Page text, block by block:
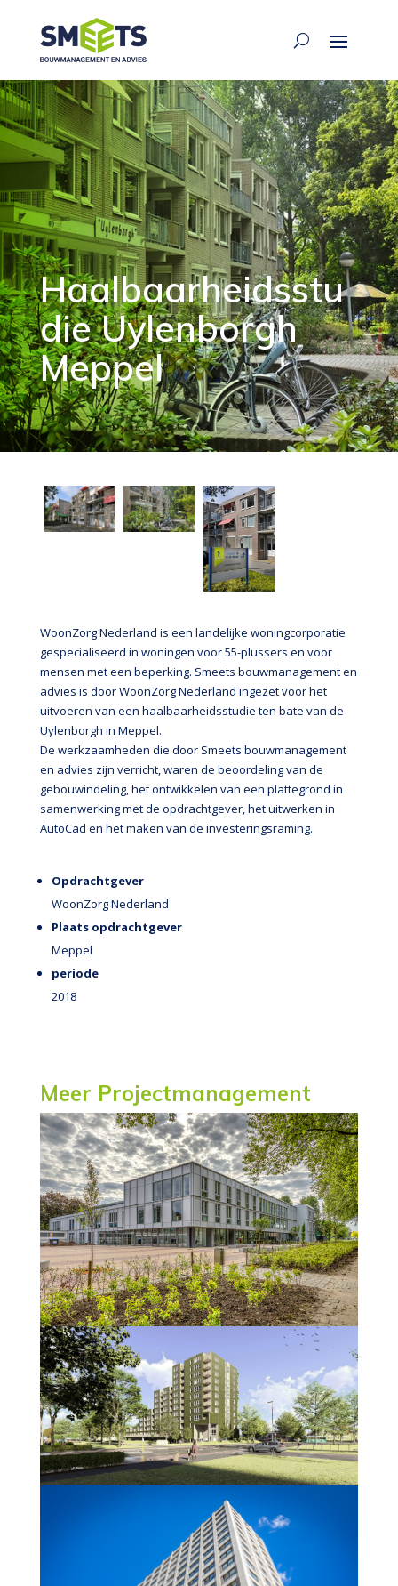
Haalbaarheidsstu
die Uylenborgh
Meppel
WoonZorg Nederland is een landelijke woningcorporatie
gespecialiseerd in woningen voor 55-plussers en voor
mensen met een beperking. Smeets bouwmanagement en
advies is door WoonZorg Nederland ingezet voor het
uitvoeren van een haalbaarheidsstudie ten bate van de
Uylenborgh in Meppel.
De werkzaamheden die door Smeets bouwmanagement
en advies zijn verricht, waren de beoordeling van de
gebouwindeling, het ontwikkelen van een plattegrond in
samenwerking met de opdrachtgever, het uitwerken in
AutoCad en het maken van de investeringsraming.
Opdrachtgever
WoonZorg Nederland
Plaats opdrachtgever
Meppel
periode
2018
Meer Projectmanagement